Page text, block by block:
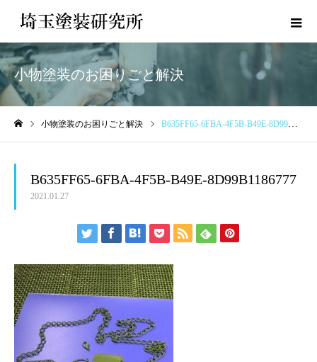
小物塗装のお困りごと解決
小物塗装のお困りごと解決 B635FF65-6FBA-4F5B-B49E-8D99B1186777
B635FF65-6FBA-4F5B-B49E-8D99B1186777
2021.01.27